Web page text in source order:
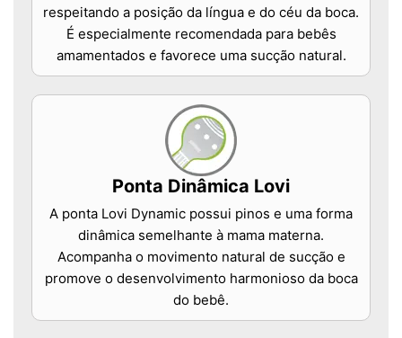
respeitando a posição da língua e do céu da boca.
É especialmente recomendada para bebês
amamentados e favorece uma sucção natural.
Ponta Dinâmica Lovi
A ponta Lovi Dynamic possui pinos e uma forma
dinâmica semelhante à mama materna.
Acompanha o movimento natural de sucção e
promove o desenvolvimento harmonioso da boca
do bebê.